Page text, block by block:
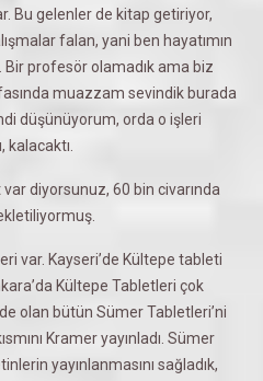
Bu gelenler de kitap getiriyor,
falan, yani ben hayatımın
Bir profesör olamadık ama biz
muazzam sevindik burada
düşünüyorum, orda o işleri
kalacaktı.
diyorsunuz, 60 bin civarında
var. Kayseri’de Kültepe tableti
Kültepe Tabletleri çok
olan bütün Sümer Tabletleri’ni
Kramer yayınladı. Sümer
yayınlanmasını sağladık,